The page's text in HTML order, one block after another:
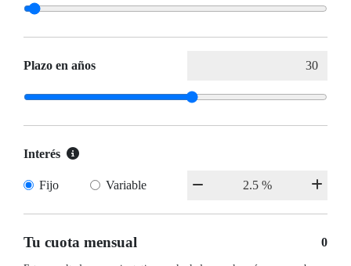
Plazo en años
Interés
Fijo Variable
Tu cuota mensual 0